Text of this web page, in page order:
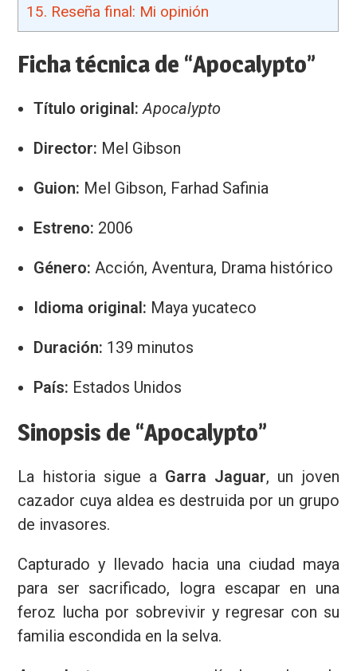
15. Reseña final: Mi opinión
Ficha técnica de “Apocalypto”
Título original: Apocalypto
Director: Mel Gibson
Guion: Mel Gibson, Farhad Safinia
Estreno: 2006
Género: Acción, Aventura, Drama histórico
Idioma original: Maya yucateco
Duración: 139 minutos
País: Estados Unidos
Sinopsis de “Apocalypto”
La historia sigue a Garra Jaguar, un joven
cazador cuya aldea es destruida por un grupo
de invasores.
Capturado y llevado hacia una ciudad maya
para ser sacrificado, logra escapar en una
feroz lucha por sobrevivir y regresar con su
familia escondida en la selva.